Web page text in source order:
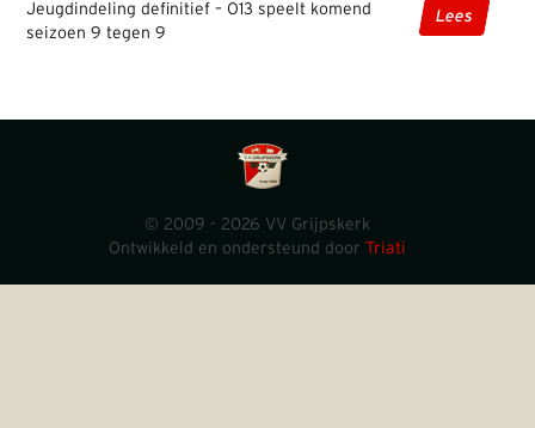
Jeugdindeling definitief – O13 speelt komend
seizoen 9 tegen 9
Lees
© 2009 - 2026 VV Grijpskerk
Ontwikkeld en ondersteund door Triati